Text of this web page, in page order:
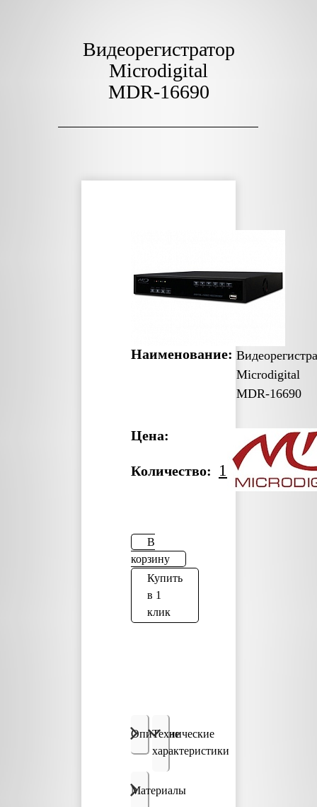
Видеорегистратор
Microdigital
MDR-16690
Наименование:
Microdigital
MDR-16690
Цена:
Количество: 1
В
корзину
Купить
в 1
клик
Описание
Технические
характеристики
Материалы